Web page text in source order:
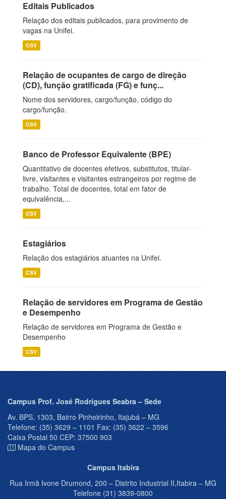
Editais Publicados
Relação dos editais publicados, para provimento de
vagas na Unifei.
CSV
Relação de ocupantes de cargo de direção
(CD), função gratificada (FG) e funç...
Nome dos servidores, cargo/função, código do
cargo/função.
CSV
Banco de Professor Equivalente (BPE)
Quantitativo de docentes efetivos, substitutos, titular-
livre, visitantes e visitantes estrangeiros por regime de
trabalho. Total de docentes, total em fator de
equivalência,...
CSV
Estagiários
Relação dos estagiários atuantes na Unifei.
CSV
Relação de servidores em Programa de Gestão
e Desempenho
Relação de servidores em Programa de Gestão e
Desempenho
CSV
Campus Prof. José Rodrigues Seabra – Sede
Av. BPS, 1303, Bairro Pinheirinho, Itajubá – MG
Telefone: (35) 3629 – 1101 Fax: (35) 3622 – 3596
Caixa Postal 50 CEP: 37500 903
Mapa do Campus
Campus Itabira
Rua Irmã Ivone Drumond, 200 – Distrito Industrial II,Itabira – MG
Telefone (31) 3839-0800